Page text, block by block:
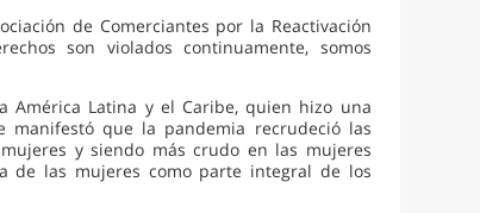
de Comerciantes por la Reactivación
son violados continuamente, somos
América Latina y el Caribe, quien hizo una
que la pandemia recrudeció las
y siendo más crudo en las mujeres
de las mujeres como parte integral de los